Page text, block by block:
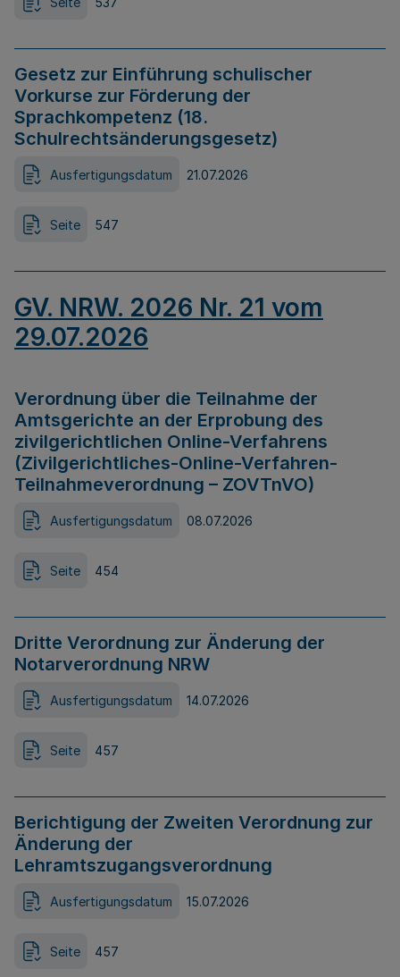
Gesetz zur Einführung schulischer
Vorkurse zur Förderung der
Sprachkompetenz (18.
Schulrechtsänderungsgesetz)
Ausfertigungsdatum 21.07.2026
Seite 547
GV. NRW. 2026 Nr. 21 vom
29.07.2026
Verordnung über die Teilnahme der
Amtsgerichte an der Erprobung des
zivilgerichtlichen Online-Verfahrens
(Zivilgerichtliches-Online-Verfahren-
Teilnahmeverordnung – ZOVTnVO)
Ausfertigungsdatum 08.07.2026
Seite 454
Dritte Verordnung zur Änderung der
Notarverordnung NRW
Ausfertigungsdatum 14.07.2026
Seite 457
Berichtigung der Zweiten Verordnung zur
Änderung der
Lehramtszugangsverordnung
Ausfertigungsdatum 15.07.2026
Seite 457